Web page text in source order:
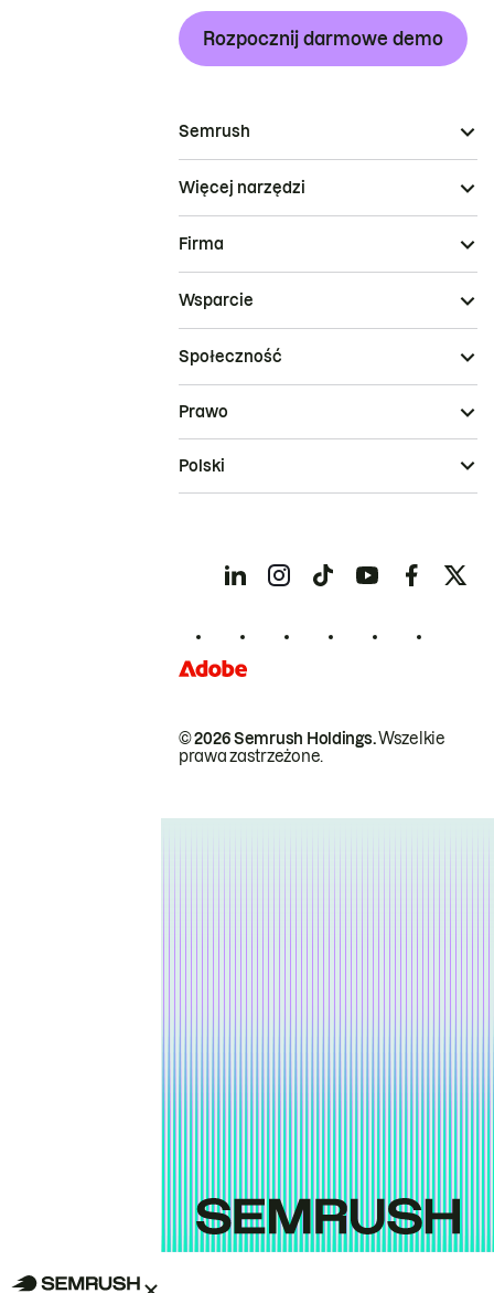
Rozpocznij darmowe demo
Semrush
Więcej narzędzi
Firma
Wsparcie
Społeczność
© 2026 Semrush Holdings.Wszelkie
prawa zastrzeżone.
Prawo
Polski